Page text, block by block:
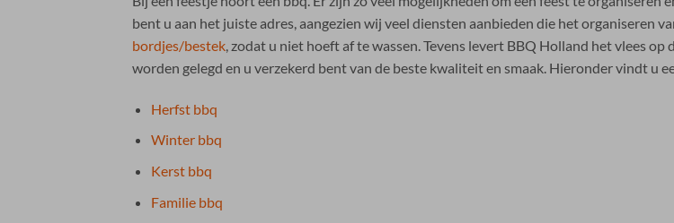
bent u aan het juiste adres, aangezien wij veel diensten aanbieden die het organiseren
bordjes/bestek, zodat u niet hoeft af te wassen. Tevens levert BBQ Holland het vlees
worden gelegd en u verzekerd bent van de beste kwaliteit en smaak. Hieronder vindt u
Herfst bbq
Winter bbq
Kerst bbq
Familie bbq